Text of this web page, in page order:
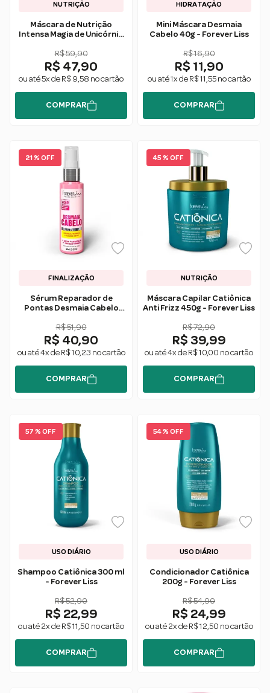
NUTRIÇÃO
Máscara de Nutrição
Intensa Magia de Unicórnio
R$ 59,90
R$ 47,90
ou até 5x de R$ 9,58 no cartão
COMPRAR
HIDRATAÇÃO
Mini Máscara Desmaia
Cabelo 40g - Forever Liss
R$ 16,90
R$ 11,90
ou até 1x de R$ 11,55 no cartão
COMPRAR
21 % OFF
FINALIZAÇÃO
Sérum Reparador de
Pontas Desmaia Cabelo
R$ 51,90
R$ 40,90
ou até 4x de R$ 10,23 no cartão
COMPRAR
45 % OFF
NUTRIÇÃO
Máscara Capilar Catiônica
Anti Frizz 450g - Forever Liss
R$ 72,90
R$ 39,99
ou até 4x de R$ 10,00 no cartão
COMPRAR
57 % OFF
USO DIÁRIO
Shampoo Catiônica 300 ml
- Forever Liss
R$ 52,90
R$ 22,99
ou até 2x de R$ 11,50 no cartão
COMPRAR
54 % OFF
USO DIÁRIO
Condicionador Catiônica
200g - Forever Liss
R$ 54,90
R$ 24,99
ou até 2x de R$ 12,50 no cartão
COMPRAR